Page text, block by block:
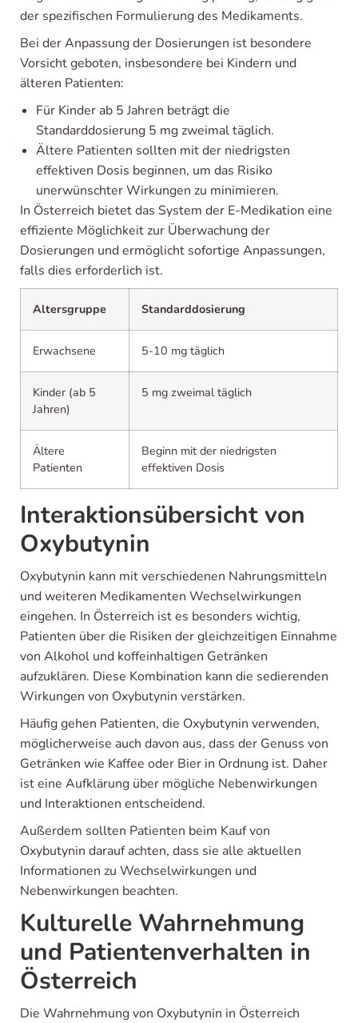
der spezifischen Formulierung des Medikaments.
Bei der Anpassung der Dosierungen ist besondere
Vorsicht geboten, insbesondere bei Kindern und
älteren Patienten:
Für Kinder ab 5 Jahren beträgt die
Standarddosierung 5 mg zweimal täglich.
Ältere Patienten sollten mit der niedrigsten
effektiven Dosis beginnen, um das Risiko
unerwünschter Wirkungen zu minimieren.
In Österreich bietet das System der E-Medikation eine
effiziente Möglichkeit zur Überwachung der
Dosierungen und ermöglicht sofortige Anpassungen,
falls dies erforderlich ist.
Altersgruppe Standarddosierung
Erwachsene 5-10 mg täglich
Kinder (ab 5
Jahren)
5 mg zweimal täglich
Ältere
Patienten
Beginn mit der niedrigsten
effektiven Dosis
Interaktionsübersicht von
Oxybutynin
Oxybutynin kann mit verschiedenen Nahrungsmitteln
und weiteren Medikamenten Wechselwirkungen
eingehen. In Österreich ist es besonders wichtig,
Patienten über die Risiken der gleichzeitigen Einnahme
von Alkohol und koffeinhaltigen Getränken
aufzuklären. Diese Kombination kann die sedierenden
Wirkungen von Oxybutynin verstärken.
Häufig gehen Patienten, die Oxybutynin verwenden,
möglicherweise auch davon aus, dass der Genuss von
Getränken wie Kaffee oder Bier in Ordnung ist. Daher
ist eine Aufklärung über mögliche Nebenwirkungen
und Interaktionen entscheidend.
Außerdem sollten Patienten beim Kauf von
Oxybutynin darauf achten, dass sie alle aktuellen
Informationen zu Wechselwirkungen und
Nebenwirkungen beachten.
Kulturelle Wahrnehmung
und Patientenverhalten in
Österreich
Die Wahrnehmung von Oxybutynin in Österreich